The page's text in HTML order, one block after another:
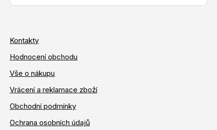
Kontakty
Hodnocení obchodu
Vše o nákupu
Vrácení a reklamace zboží
Obchodní podmínky
Ochrana osobních údajů